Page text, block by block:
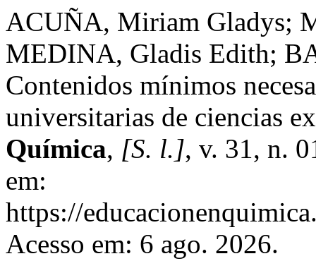
ACUÑA, Miriam Gladys;
MEDINA, Gladis Edith;
Contenidos mínimos
universitarias de ciencias
Química, [S. l.], v. 31, n.
em:
https://
Acesso em: 6 ago. 2026.